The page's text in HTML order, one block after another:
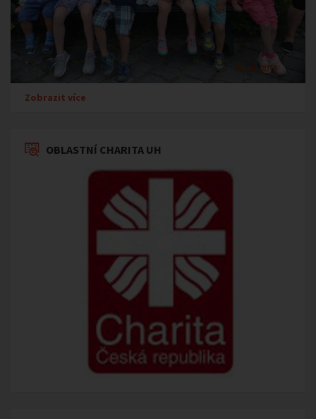
Zobrazit více
OBLASTNÍ CHARITA UH